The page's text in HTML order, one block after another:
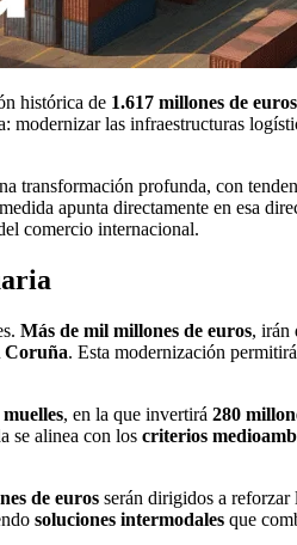
histórica de 1.617 millones de
modernizar las infraestructuras
profunda, con
apunta directamente en esa
comercio internacional.
Más de mil millones de euros, irán
Coruña. Esta modernización
, en la que invertirá 280
se alinea con los criterios
de euros serán dirigidos a
soluciones intermodales que